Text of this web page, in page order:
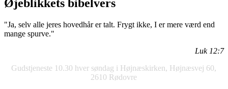
Øjeblikkets bibelvers
"Ja, selv alle jeres hovedhår er talt. Frygt ikke, I er mere værd end
mange spurve."
Luk 12:7
Gudstjeneste 10.30 hver søndag i Højnæskirken, Højnæsvej 60,
2610 Rødovre